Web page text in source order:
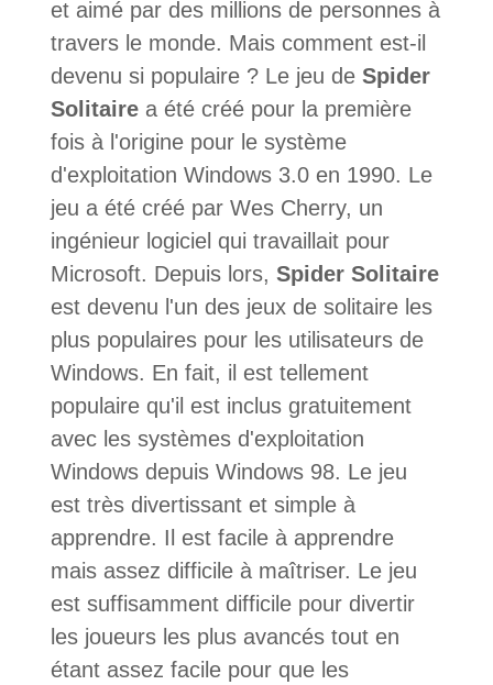
et aimé par des millions de personnes à
travers le monde. Mais comment est-il
devenu si populaire ? Le jeu de Spider
Solitairea été créé pour la première
fois à l'origine pour le système
d'exploitation Windows 3.0 en 1990. Le
jeu a été créé par Wes Cherry, un
ingénieur logiciel qui travaillait pour
Microsoft. Depuis lors, Spider Solitaire
est devenu l'un des jeux de solitaire les
plus populaires pour les utilisateurs de
Windows. En fait, il est tellement
populaire qu'il est inclus gratuitement
avec les systèmes d'exploitation
Windows depuis Windows 98. Le jeu
est très divertissant et simple à
apprendre. Il est facile à apprendre
mais assez difficile à maîtriser. Le jeu
est suffisamment difficile pour divertir
les joueurs les plus avancés tout en
étant assez facile pour que les